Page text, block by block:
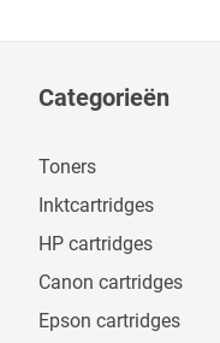
Categorieën
Toners
Inktcartridges
HP cartridges
Canon cartridges
Epson cartridges